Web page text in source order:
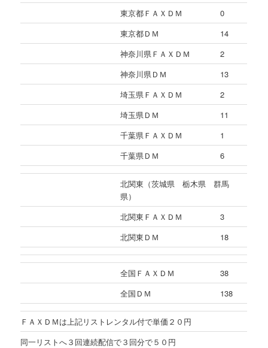
東京都ＦＡＸＤＭ
0
東京都ＤＭ
14
神奈川県ＦＡＸＤＭ
2
神奈川県ＤＭ
13
埼玉県ＦＡＸＤＭ
2
埼玉県ＤＭ
11
千葉県ＦＡＸＤＭ
1
千葉県ＤＭ
6
北関東（茨城県 栃木県 群馬
県）
北関東ＦＡＸＤＭ
3
北関東ＤＭ
18
全国ＦＡＸＤＭ
38
全国ＤＭ
138
ＦＡＸＤＭは上記リストレンタル付で単価２０円
同一リストへ３回連続配信で３回分で５０円